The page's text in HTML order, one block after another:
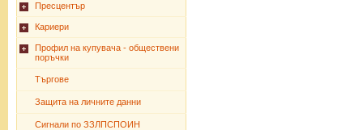
Пресцентър
Кариери
Профил на купувача - обществени
поръчки
Търгове
Защита на личните данни
Сигнали по ЗЗЛПСПОИН